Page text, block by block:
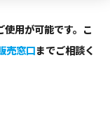
用が可能です。こ
売窓口 までご相談く